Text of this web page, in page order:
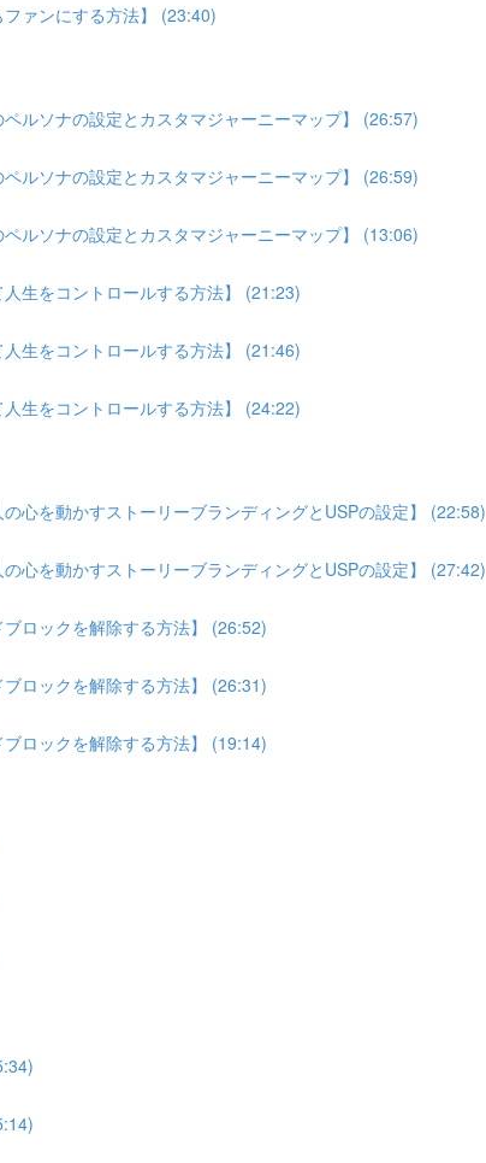
ァンにする方法】 (23:40)
ルソナの設定とカスタマジャーニーマップ】 (26:57)
ルソナの設定とカスタマジャーニーマップ】 (26:59)
ルソナの設定とカスタマジャーニーマップ】 (13:06)
生をコントロールする方法】 (21:23)
生をコントロールする方法】 (21:46)
生をコントロールする方法】 (24:22)
心を動かすストーリーブランディングとUSPの設定】 (22:58)
心を動かすストーリーブランディングとUSPの設定】 (27:42)
ロックを解除する方法】 (26:52)
ロックを解除する方法】 (26:31)
ロックを解除する方法】 (19:14)